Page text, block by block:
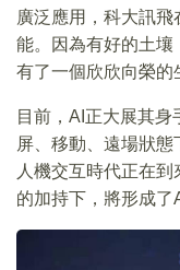
廣泛應用，科大訊
能。因為有好的土壤
有了一個欣欣向榮的
目前，AI正大展其
屏、移動、遠場狀
人機交互時代正在
的加持下，將形成了